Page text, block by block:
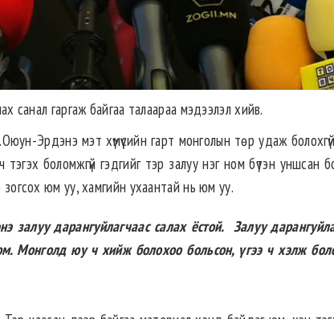
санал гаргаж байгаа талаараа мэдээлэл хийв.
Эрдэнэ мэт хүмүүсийн гарт монголын төр удаж
тэгэх боломжгүй гэдгийг тэр залуу нэг ном бүтэн уншсан
юм уу, хамгийн ухаантай нь юм уу.
залуу дарангуйлагчаас салах ёстой. Залуу
Монголд юу ч хийж болохоо больсон, үгээ ч хэлж